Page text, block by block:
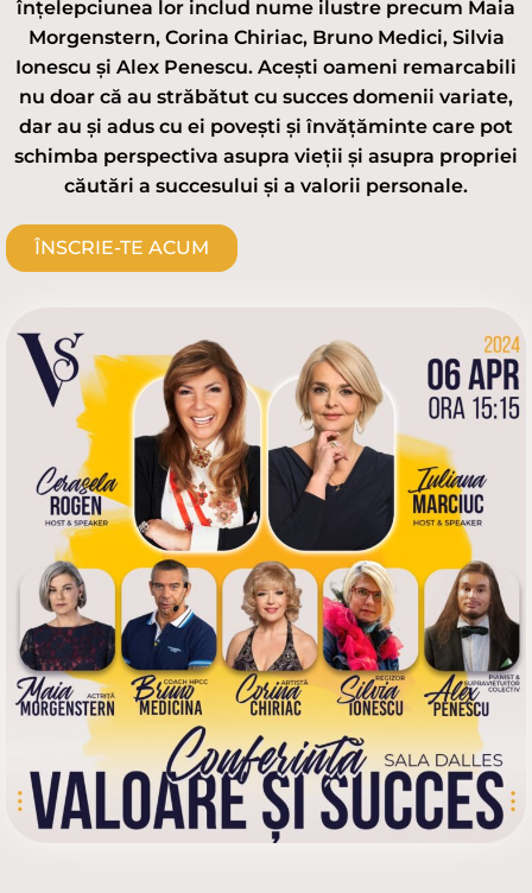
înțelepciunea lor includ nume ilustre precum Maia
Morgenstern, Corina Chiriac, Bruno Medici, Silvia
Ionescu și Alex Penescu. Acești oameni remarcabili
nu doar că au străbătut cu succes domenii variate,
dar au și adus cu ei povești și învățăminte care pot
schimba perspectiva asupra vieții și asupra propriei
căutări a succesului și a valorii personale.
ÎNSCRIE-TE ACUM